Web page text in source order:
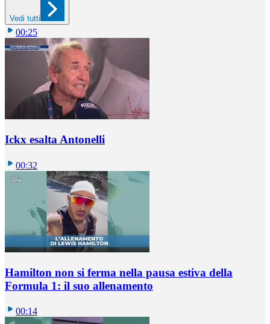
Vedi tutti
00:25
Ickx esalta Antonelli
00:32
Hamilton non si ferma nella pausa estiva della
Formula 1: il suo allenamento
00:14